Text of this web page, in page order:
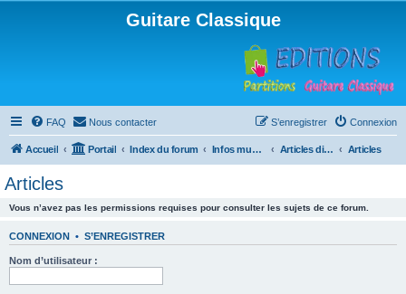
Guitare Classique
FAQ Nous contacter Connexion
S’enregistrer
Accueil Portail Index du forum Infos musicales Articles divers Articles
Articles
Vous n’avez pas les permissions requises pour consulter les sujets de ce forum.
CONNEXION • S’ENREGISTRER
Nom d’utilisateur :